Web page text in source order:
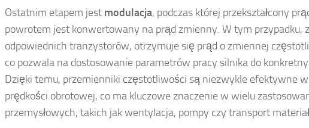
Ostatnim etapem jest modulacja, podczas której przekształcony
powrotem jest konwertowany na prąd zmienny. W tym przypadku,
odpowiednich tranzystorów, otrzymuje się prąd o zmiennej
co pozwala na dostosowanie parametrów pracy silnika do
Dzięki temu, przemienniki częstotliwości są niezwykle efektywne
prędkości obrotowej, co ma kluczowe znaczenie w wielu
przemysłowych, takich jak wentylacja, pompy czy transport